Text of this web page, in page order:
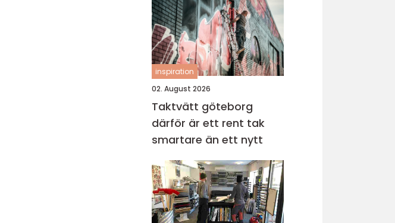
inspiration
02. August 2026
Taktvätt göteborg
därför är ett rent tak
smartare än ett nytt